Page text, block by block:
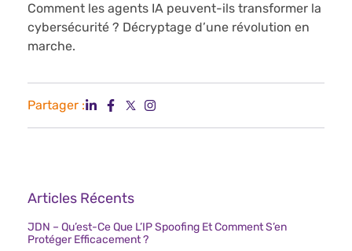
Comment les agents IA peuvent-ils transformer la
cybersécurité ? Décryptage d’une révolution en
marche.
Partager :
Articles Récents
JDN – Qu’est-Ce Que L’IP Spoofing Et Comment S’en
Protéger Efficacement ?